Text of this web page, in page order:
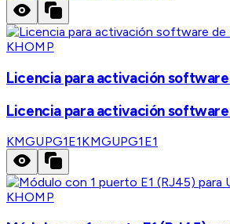
KHOMP
Licencia para activación software
Licencia para activación software
KMGUPG1E1KMGUPG1E1
KHOMP